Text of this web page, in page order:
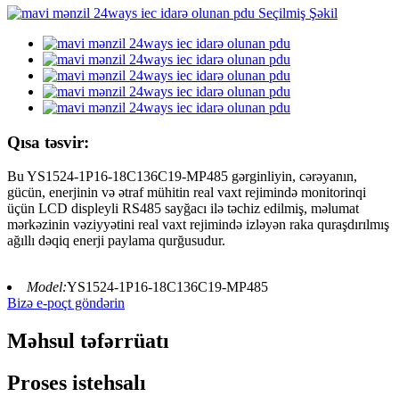
Qısa təsvir:
Bu YS1524-1P16-18C136C19-MP485 gərginliyin, cərəyanın,
gücün, enerjinin və ətraf mühitin real vaxt rejimində monitorinqi
üçün LCD displeyli RS485 sayğacı ilə təchiz edilmiş, məlumat
mərkəzinin vəziyyətini real vaxt rejimində izləyən raka quraşdırılmış
ağıllı dəqiq enerji paylama qurğusudur.
Model:YS1524-1P16-18C136C19-MP485
Bizə e-poçt göndərin
Məhsul təfərrüatı
Proses istehsalı